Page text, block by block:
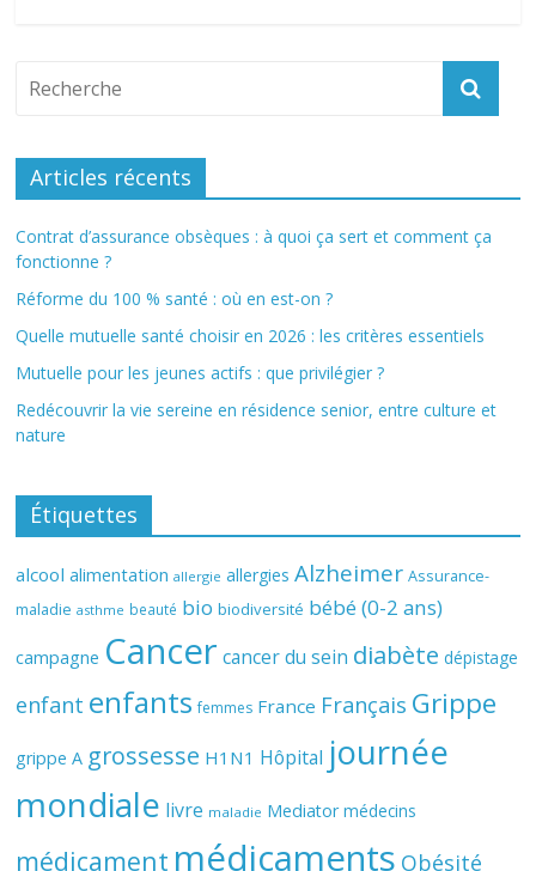
Articles récents
Contrat d’assurance obsèques : à quoi ça sert et comment ça
fonctionne ?
Réforme du 100 % santé : où en est-on ?
Quelle mutuelle santé choisir en 2026 : les critères essentiels
Mutuelle pour les jeunes actifs : que privilégier ?
Redécouvrir la vie sereine en résidence senior, entre culture et
nature
Étiquettes
alcool alimentation allergie allergies Alzheimer Assurance-
maladie asthme beauté bio biodiversité bébé (0-2 ans)
campagne Cancer cancer du sein diabète dépistage
enfant enfants femmes France Français Grippe
grippe A grossesse H1N1 Hôpital journée
mondiale livre maladie Mediator médecins
médicament médicaments Obésité